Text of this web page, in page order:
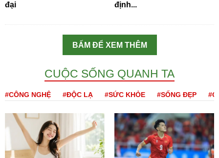
đại
định...
BẤM ĐỂ XEM THÊM
CUỘC SỐNG QUANH TA
#CÔNG NGHỆ #ĐỘC LẠ #SỨC KHỎE #SỐNG ĐẸP